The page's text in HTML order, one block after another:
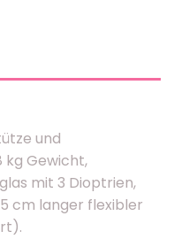
und
kg Gewicht,
mit 3 Dioptrien,
cm langer flexibler